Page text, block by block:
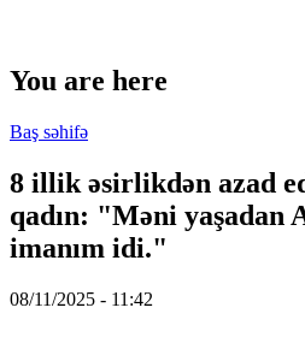
You are here
Baş səhifə
8 illik əsirlikdən azad
qadın: "Məni yaşadan
imanım idi."
08/11/2025 - 11:42